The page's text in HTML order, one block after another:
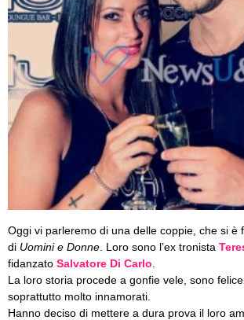
Oggi vi parleremo di una delle coppie, che si è
di Uomini e Donne . Loro sono l’ex tronista
fidanzato Salvatore Di Carlo
La loro storia procede a gonfie vele, sono
soprattutto molto innamorati.
Hanno deciso di mettere a dura prova il loro